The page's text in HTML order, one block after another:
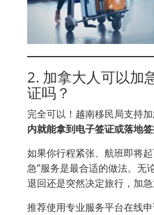
2. 加拿大人可以加
证吗？
完全可以！越南移民局支持加
内就能拿到电子签证或落地
如果你行程紧张、航班即将
急”服务是最合适的做法。无
退回还是突然决定旅行，加急
推荐使用专业服务平台在线